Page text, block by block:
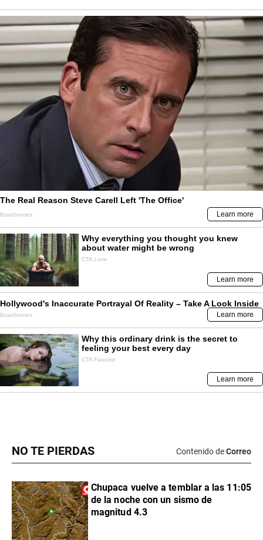
NO TE PIERDAS Contenido deCorreo
Chupaca vuelve a temblar a las 11:05
de la noche con un sismo de
magnitud 4.3